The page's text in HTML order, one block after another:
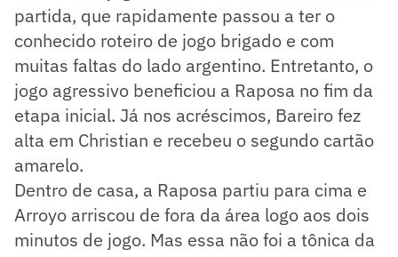
partida, que rapidamente passou a ter o
conhecido roteiro de jogo brigado e com
muitas faltas do lado argentino. Entretanto, o
jogo agressivo beneficiou a Raposa no fim da
etapa inicial. Já nos acréscimos, Bareiro fez
alta em Christian e recebeu o segundo cartão
amarelo.
Dentro de casa, a Raposa partiu para cima e
Arroyo arriscou de fora da área logo aos dois
minutos de jogo. Mas essa não foi a tônica da